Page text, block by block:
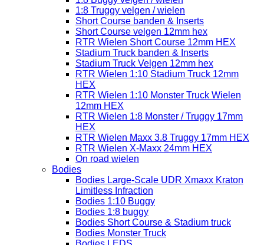
1:8 Truggy velgen / wielen
Short Course banden & Inserts
Short Course velgen 12mm hex
RTR Wielen Short Course 12mm HEX
Stadium Truck banden & Inserts
Stadium Truck Velgen 12mm hex
RTR Wielen 1:10 Stadium Truck 12mm
HEX
RTR Wielen 1:10 Monster Truck Wielen
12mm HEX
RTR Wielen 1:8 Monster / Truggy 17mm
HEX
RTR Wielen Maxx 3.8 Truggy 17mm HEX
RTR Wielen X-Maxx 24mm HEX
On road wielen
Bodies
Bodies Large-Scale UDR Xmaxx Kraton
Limitless Infraction
Bodies 1:10 Buggy
Bodies 1:8 buggy
Bodies Short Course & Stadium truck
Bodies Monster Truck